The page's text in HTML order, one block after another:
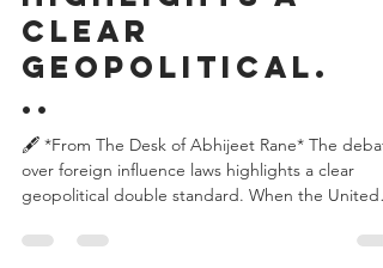
influence
laws
highlights a
clear
geopolitical.
..
🖋️ *From The Desk of Abhijeet Rane* The